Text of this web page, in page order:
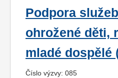
Podpora
ohrožené děti,
mladé dospělé
Číslo výzvy: 085